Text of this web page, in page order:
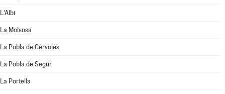
L'Albi
La Molsosa
La Pobla de Cérvoles
La Pobla de Segur
La Portella